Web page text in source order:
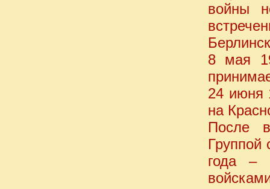
войны
8 мая
24 июня
на
После
Группой
года –